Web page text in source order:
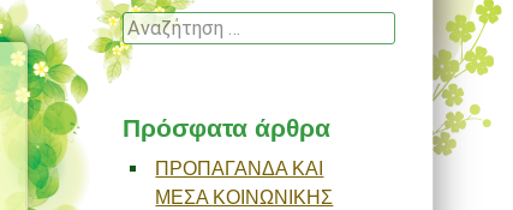
Αναζήτηση
Πρόσφατα άρθρα
ΠΡΟΠΑΓΑΝΔΑ ΚΑΙ
ΜΕΣΑ ΚΟΙΝΩΝΙΚΗΣ